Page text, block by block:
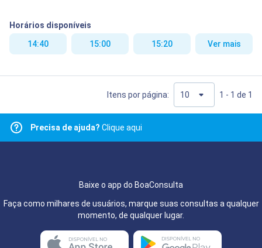
Horários disponíveis
14:40
15:00 15:20 Ver mais
Itens por página: 1 - 1 de 1
Precisa de ajuda? Clique aqui
Baixe o app do BoaConsulta
Faça como milhares de usuários, marque suas consultas a qualquer
momento, de qualquer lugar.